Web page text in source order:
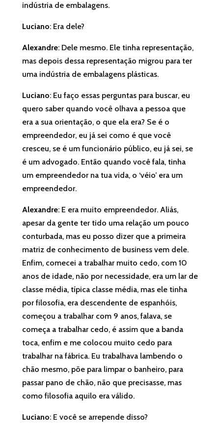
indústria de embalagens.
Luciano: Era dele?
Alexandre: Dele mesmo. Ele tinha representação,
mas depois dessa representação migrou para ter
uma indústria de embalagens plásticas.
Luciano: Eu faço essas perguntas para buscar, eu
quero saber quando você olhava a pessoa que
era a sua orientação, o que ela era? Se é o
empreendedor, eu já sei como é que você
cresceu, se é um funcionário público, eu já sei, se
é um advogado. Então quando você fala, tinha
um empreendedor na tua vida, o ‘véio’ era um
empreendedor.
Alexandre: E era muito empreendedor. Aliás,
apesar da gente ter tido uma relação um pouco
conturbada, mas eu posso dizer que a primeira
matriz de conhecimento de business vem dele.
Enfim, comecei a trabalhar muito cedo, com 10
anos de idade, não por necessidade, era um lar de
classe média, típica classe média, mas ele tinha
por filosofia, era descendente de espanhóis,
começou a trabalhar com 9 anos, falava, se
começa a trabalhar cedo, é assim que a banda
toca, enfim e me colocou muito cedo para
trabalhar na fábrica. Eu trabalhava lambendo o
chão mesmo, põe para limpar o banheiro, para
passar pano de chão, não que precisasse, mas
como filosofia aquilo era válido.
Luciano: E você se arrepende disso?